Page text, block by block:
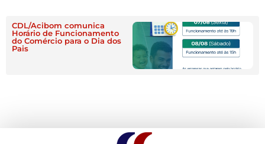
CDL/Acibom comunica
Horário de Funcionamento
do Comércio para o Dia dos
Pais